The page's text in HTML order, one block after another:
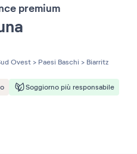
premium
sur 5
Ovest > Paesi Baschi > Biarritz
Soggiorno più responsabile